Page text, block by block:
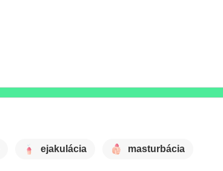
ejakulácia masturbácia